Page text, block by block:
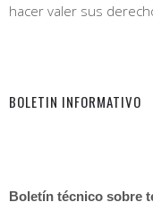
hacer valer sus
BOLETIN INFORMATIVO
Boletín técnico sobre